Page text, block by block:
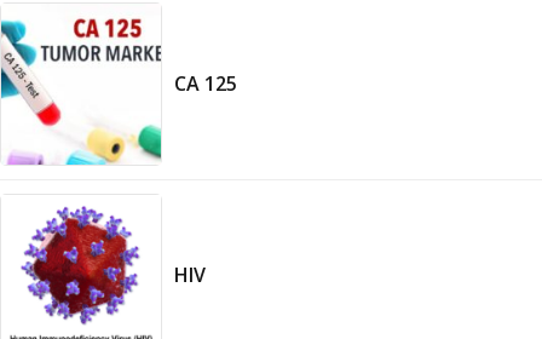
CA 125
HIV